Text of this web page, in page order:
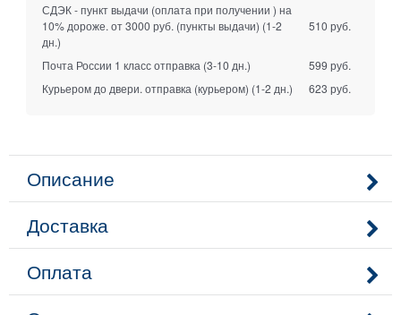
СДЭК - пункт выдачи (оплата при получении ) на
10% дороже. от 3000 руб. (пункты выдачи) (1-2
дн.)
510 руб.
Почта России 1 класс отправка (3-10 дн.)
599 руб.
Курьером до двери. отправка (курьером) (1-2 дн.) 623 руб.
Описание
Доставка
Оплата